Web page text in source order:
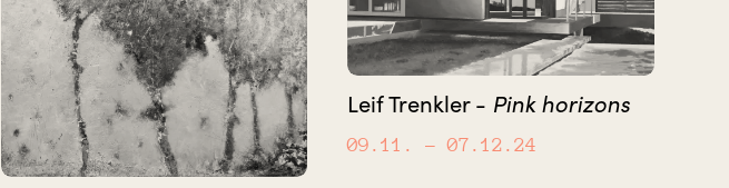
Leif Trenkler - Pink horizons
09.11. – 07.12.24